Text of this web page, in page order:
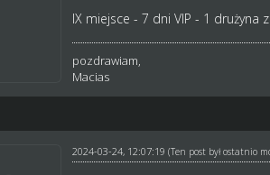
IX miejsce - 7 dni VIP - 1 drużyna
pozdrawiam,
Macias
2024-03-24, 12:07:19 (Ten post był ostatnio